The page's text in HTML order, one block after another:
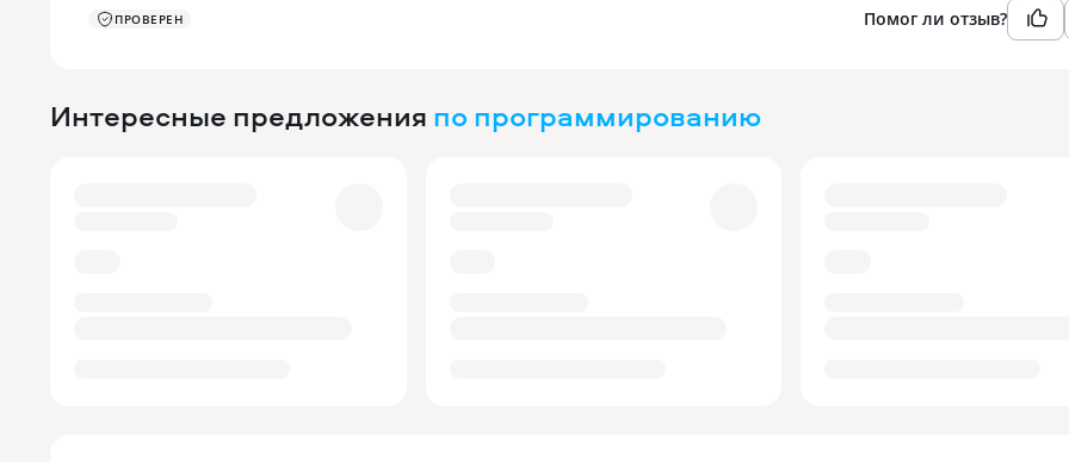
ПРОВЕРЕН Помог ли отзыв?
Интересные предложения по программированию